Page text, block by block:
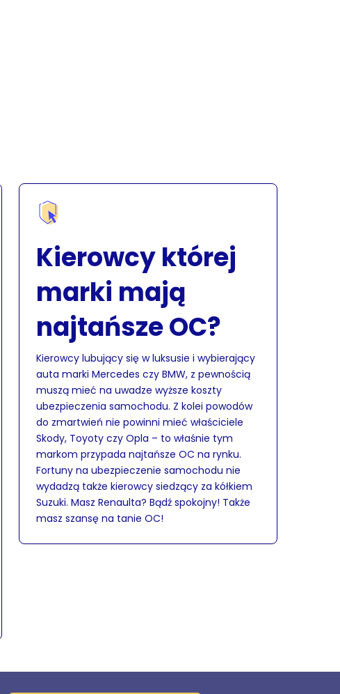
Kierowcy której
marki mają
najtańsze OC?
Kierowcy lubujący się w luksusie i wybierający
auta marki Mercedes czy BMW, z pewnością
muszą mieć na uwadze wyższe koszty
ubezpieczenia samochodu. Z kolei powodów
do zmartwień nie powinni mieć właściciele
Skody, Toyoty czy Opla – to właśnie tym
markom przypada najtańsze OC na rynku.
Fortuny na ubezpieczenie samochodu nie
wydadzą także kierowcy siedzący za kółkiem
Suzuki. Masz Renaulta? Bądź spokojny! Także
masz szansę na tanie OC!